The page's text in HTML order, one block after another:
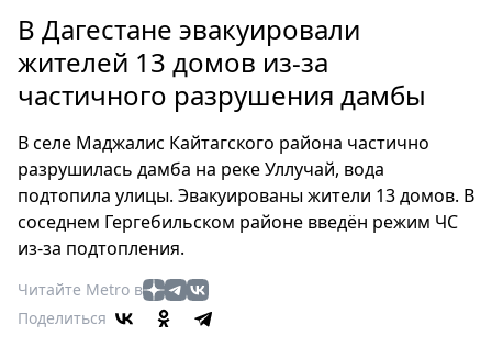
Россия
Мир
Здоровье
Туризм
Мода
Театр
Кино
Афиша
Книги
В Дагестане эвакуировали
жителей 13 домов из-за
частичного разрушения дамбы
В селе Маджалис Кайтагского района частично
разрушилась дамба на реке Уллучай, вода
подтопила улицы. Эвакуированы жители 13 домов. В
соседнем Гергебильском районе введён режим ЧС
из-за подтопления.
Читайте Metro в
Поделиться